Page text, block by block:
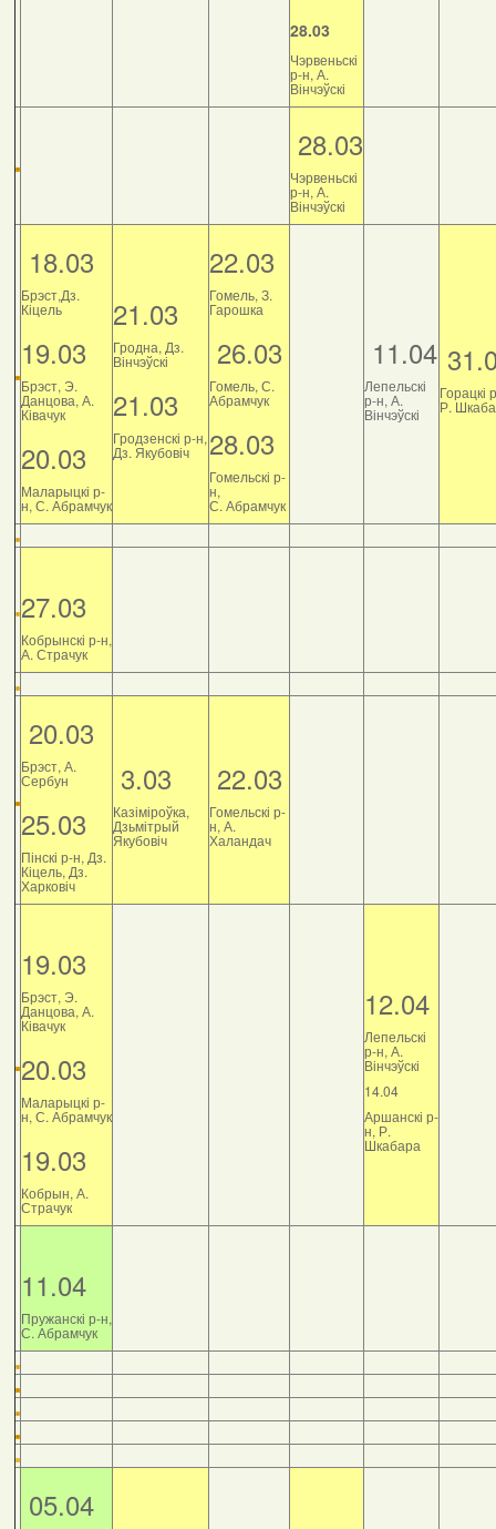
28.03
Чэрвеньскі
р-н, А.
Вінчэўскі
28.03
Чэрвеньскі
р-н, А.
Вінчэўскі
18.03
Брэст,Дз.
Кіцель
19.03
Брэст, Э.
Данцова, А.
Ківачук
20.03
Маларыцкі р-
н, С. Абрамчук
21.03
Гродна, Дз.
Вінчэўскі
21.03
Гродзенскі р-н,
Дз. Якубовіч
22.03
Гомель, З.
Гарошка
26.03
Гомель, С.
Абрамчук
28.03
Гомельскі р-
н,
С. Абрамчук
11.04
Лепельскі
р-н, А.
Вінчэўскі
Горацкі
Р.
27.03
Кобрынскі р-н,
А. Страчук
20.03
Брэст, А.
Сербун
25.03
Пінскі р-н, Дз.
Кіцель, Дз.
Харковіч
3.03
Казіміроўка,
Дзьмітрый
Якубовіч
22.03
Гомельскі р-
н, А.
Халандач
19.03
Брэст, Э.
Данцова, А.
Ківачук
20.03
Маларыцкі р-
н, С. Абрамчук
19.03
Кобрын, А.
Страчук
12.04
Лепельскі
р-н, А.
Вінчэўскі
14.04
Аршанскі р-
н, Р.
Шкабара
11.04
Пружанскі р-н,
С. Абрамчук
05.04